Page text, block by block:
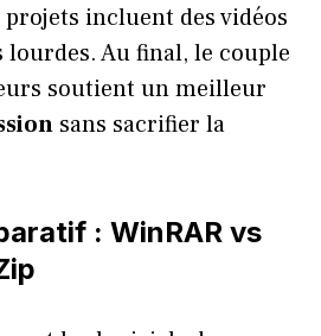
incluent des vidéos
lourdes. Au final, le couple
soutient un meilleur
sans sacrifier la
: WinRAR vs